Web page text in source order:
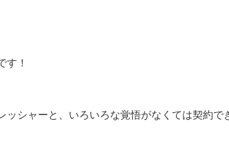
す！
シャーと、いろいろな覚悟がなくては契約で